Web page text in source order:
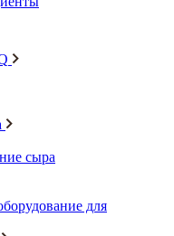
сыра
для